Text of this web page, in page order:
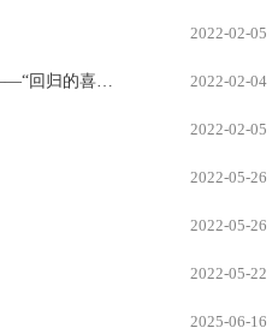
2022-02-05
《喜悦迎我至，清香吾自痴》——“回归的喜悦”学习心得... 2022-02-04
2022-02-05
2022-05-26
2022-05-26
2022-05-22
2025-06-16